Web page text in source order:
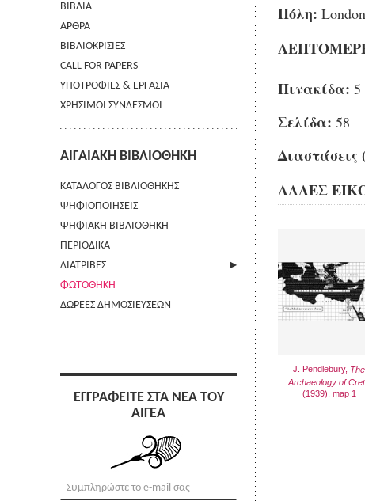
ΒΙΒΛΙΑ
ΑΡΘΡΑ
ΒΙΒΛΙΟΚΡΙΣΙΕΣ
CALL FOR PAPERS
ΥΠΟΤΡΟΦΙΕΣ & ΕΡΓΑΣΙΑ
ΧΡΗΣΙΜΟΙ ΣΥΝΔΕΣΜΟΙ
ΑΙΓΑΙΑΚΗ ΒΙΒΛΙΟΘΗΚΗ
ΚΑΤΑΛΟΓΟΣ ΒΙΒΛΙΟΘΗΚΗΣ
ΨΗΦΙΟΠΟΙΗΣΕΙΣ
ΨΗΦΙΑΚΗ ΒΙΒΛΙΟΘΗΚΗ
ΠΕΡΙΟΔΙΚΑ
ΔΙΑΤΡΙΒΕΣ
ΑΠΟΣΤΟΛΗ ΠΕΡΙΛΗΨΗΣ
ΦΩΤΟΘΗΚΗ
ΔΩΡΕΕΣ ΔΗΜΟΣΙΕΥΣΕΩΝ
ΕΓΓΡΑΦΕΙΤΕ ΣΤΑ ΝΕΑ ΤΟΥ
ΑΙΓΕΑ
Πόλη: London
Πινακίδα: 5
Σελίδα: 58
Διαστάσεις
ΑΛΛΕΣ
J. Pendlebury, The
Archaeology of
(1939), map 1